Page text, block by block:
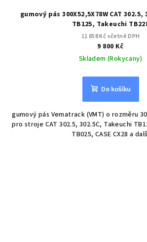
gumový pás 300X52,5X78W CAT
TB125, Takeuchi
11 858 Kč včetně DPH
9 800 Kč
Skladem (Rokycany)
Do košíku
gumový pás Vematrack (VMT) o rozměru
pro stroje CAT 302.5, 302.5C, Takeuchi
TB025, CASE CX28 a